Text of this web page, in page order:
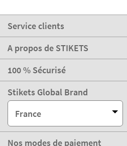
Service clients
A propos de STIKETS
100 % Sécurisé
Stikets Global Brand
France
Nos modes de paiement